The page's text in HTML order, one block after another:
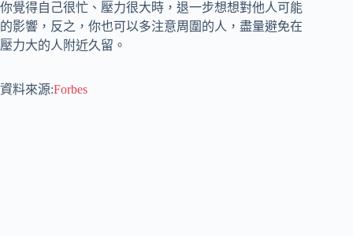
你覺得自己很忙、壓力很大時，退一步想想對他人可能
的影響，反之，你也可以多注意周圍的人，盡量避免在
壓力大的人附近久留。
資料來源:Forbes